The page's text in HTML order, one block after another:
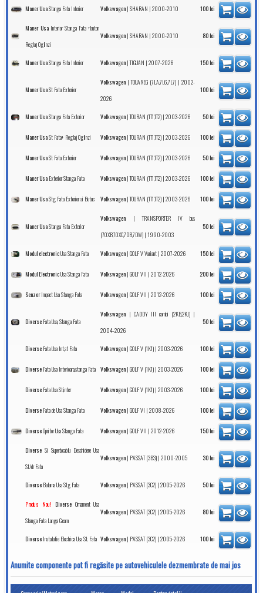
Maner UsaStanga Fata Interior Volkswagen |SHARAN | 2000-2010 100 lei
Maner UsaInterior Stanga Fata +buton
Reglaj Oglinzi
Volkswagen |SHARAN | 2000-2010 80 lei
Maner UsaStanga Fata Interior Volkswagen |TIGUAN | 2007-2026 150 lei
Maner UsaSt Fata Exterior
Volkswagen |TOUAREG (7LA,7L6,7L7) | 2002-
2026
100 lei
Maner UsaStanga Fata Exterior Volkswagen |TOURAN (1T1,1T2) | 2003-2026 50 lei
Maner UsaSt Fata+ Reglaj Oglinzi Volkswagen |TOURAN (1T1,1T2) | 2003-2026 100 lei
Maner UsaSt Fata Exterior Volkswagen |TOURAN (1T1,1T2) | 2003-2026 50 lei
Maner Usa Exterior Stanga Fata Volkswagen |TOURAN (1T1,1T2) | 2003-2026 100 lei
Maner UsaStg Fata Exterior si Butuc Volkswagen |TOURAN (1T1,1T2) | 2003-2026 100 lei
Maner UsaStanga Fata Exterior
Volkswagen |TRANSPORTER IV bus
(70XB,70XC,7DB,7DW) | 1990-2003
50 lei
Modul electronicUsa Stanga Fata Volkswagen |GOLF V Variant | 2007-2026 150 lei
Modul ElectronicUsa Stanga Fata Volkswagen |GOLF VII | 2012-2026 200 lei
SenzorImpact Usa Stanga Fata Volkswagen |GOLF VII | 2012-2026 100 lei
Diverse Fata Usa, Stanga Fata
Volkswagen | CADDY III combi (2KB,2KJ) |
2004-2026
50 lei
Diverse Fata Usa Int,st Fata Volkswagen |GOLF V (1K1) | 2003-2026 100 lei
Diverse Fata Usa Interioara,stanga Fata Volkswagen |GOLF V (1K1) | 2003-2026 100 lei
Diverse Fata Usa St,inter Volkswagen |GOLF V (1K1) | 2003-2026 100 lei
Diverse Fata de Usa Stanga Fata Volkswagen |GOLF VI | 2008-2026 100 lei
DiverseOpritor Usa Stanga Fata Volkswagen |GOLF VII | 2012-2026 150 lei
Diverse Si Superb,cablu Deschidere Usa
St/dr Fata
Volkswagen | PASSAT (3B3) | 2000-2005 30 lei
Diverse Balama Usa Stg Fata Volkswagen | PASSAT (3C2) | 2005-2026 50 lei
Produs Nou! DiverseOrnament Usa
Stanga Fata Langa Geam
Volkswagen | PASSAT (3C2) | 2005-2026 80 lei
Diverse Instalatie Electrica Usa St. Fata Volkswagen | PASSAT (3C2) | 2005-2026 100 lei
Anumite componente pot fi regăsite pe autovehiculele dezmembrate de mai jos